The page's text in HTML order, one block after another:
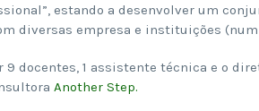
estando a desenvolver um
diversas empresa e instituições
9 docentes, 1 assistente técnica e o
Another Step.